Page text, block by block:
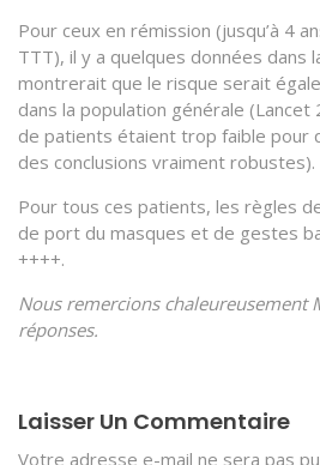
Pour ceux en rémission (jusqu’à 4
TTT), il y a quelques données dans
montrerait que le risque serait
dans la population générale
de patients étaient trop faible pour
des conclusions vraiment robustes).
Pour tous ces patients, les règles
de port du masques et de gestes
++++.
Nous remercions chaleureusement
réponses.
Laisser Un Commentaire
Votre adresse e-mail ne sera pas